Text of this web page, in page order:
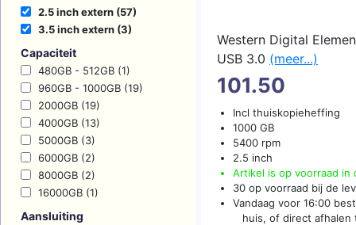
2.5 inch extern (57)
3.5 inch extern (3)
Capaciteit
480GB - 512GB (1)
960GB - 1000GB (19)
2000GB (19)
4000GB (13)
5000GB (3)
6000GB (2)
8000GB (2)
16000GB (1)
Aansluiting
Western Digital
USB 3.0 (meer...)
101.50
Incl thuiskopieheffing
1000 GB
5400 rpm
2.5 inch
Artikel is op voorraad in
30 op voorraad bij de
Vandaag voor 16:00
huis, of direct afhalen